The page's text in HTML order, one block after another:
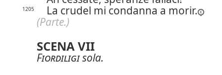
1205
La crudel mi condanna a morir.
(Parte.)
SCENA VII
Fiordiligisola.